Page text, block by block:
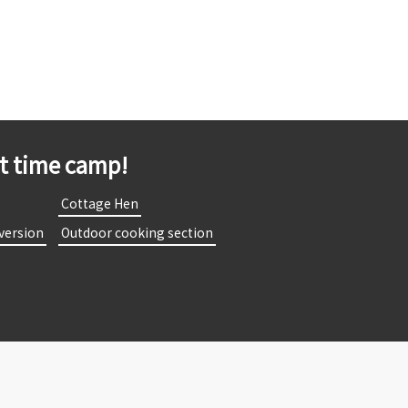
time camp!
​ ​Cottage Hen​ ​
​ ​Outdoor cooking section​ ​